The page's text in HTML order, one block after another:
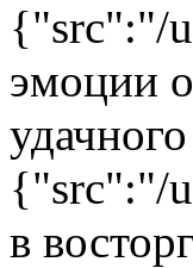
{"src":"/
эмоции
{"src":"/
в